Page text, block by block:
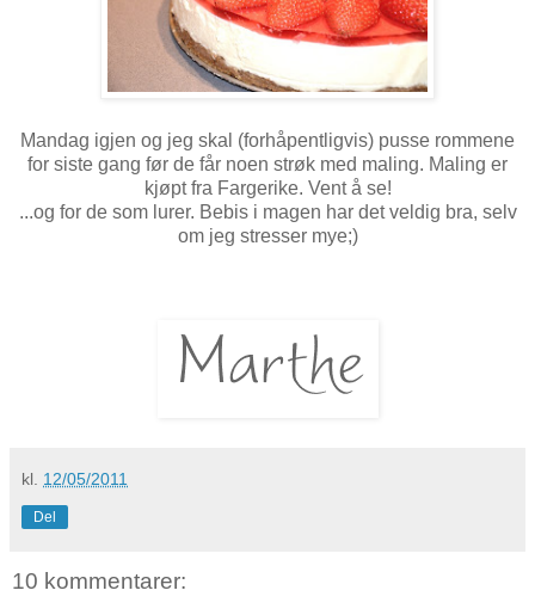
Mandag igjen og jeg skal (forhåpentligvis) pusse rommene
for siste gang før de får noen strøk med maling. Maling er
kjøpt fra Fargerike. Vent å se!
...og for de som lurer. Bebis i magen har det veldig bra, selv
om jeg stresser mye;)
kl. 12/05/2011
Del
10 kommentarer: